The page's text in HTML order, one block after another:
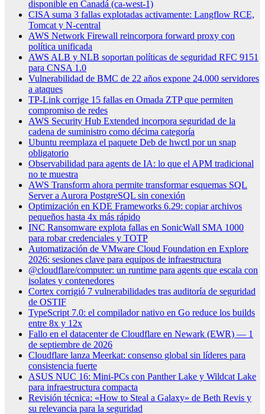
disponible en Canadá (ca-west-1)
CISA suma 3 fallas explotadas activamente: Langflow RCE,
Tomcat y N-central
AWS Network Firewall reincorpora forward proxy con
política unificada
AWS ALB y NLB soportan políticas de seguridad RFC 9151
para CNSA 1.0
Vulnerabilidad de BMC de 22 años expone 24.000 servidores
a ataques
TP-Link corrige 15 fallas en Omada ZTP que permiten
compromiso de redes
AWS Security Hub Extended incorpora seguridad de la
cadena de suministro como décima categoría
Ubuntu reemplaza el paquete Deb de hwctl por un snap
obligatorio
Observabilidad para agents de IA: lo que el APM tradicional
no te muestra
AWS Transform ahora permite transformar esquemas SQL
Server a Aurora PostgreSQL sin conexión
Optimización en KDE Frameworks 6.29: copiar archivos
pequeños hasta 4x más rápido
INC Ransomware explota fallas en SonicWall SMA 1000
para robar credenciales y TOTP
Automatización de VMware Cloud Foundation en Explore
2026: sesiones clave para equipos de infraestructura
@cloudflare/computer: un runtime para agents que escala con
isolates y contenedores
Cortex corrigió 7 vulnerabilidades tras auditoría de seguridad
de OSTIF
TypeScript 7.0: el compilador nativo en Go reduce los builds
entre 8x y 12x
Fallo en el datacenter de Cloudflare en Newark (EWR) — 1
de septiembre de 2026
Cloudflare lanza Meerkat: consenso global sin líderes para
consistencia fuerte
ASUS NUC 16: Mini-PCs con Panther Lake y Wildcat Lake
para infraestructura compacta
Revisión técnica: «How to Steal a Galaxy» de Beth Revis y
su relevancia para la seguridad